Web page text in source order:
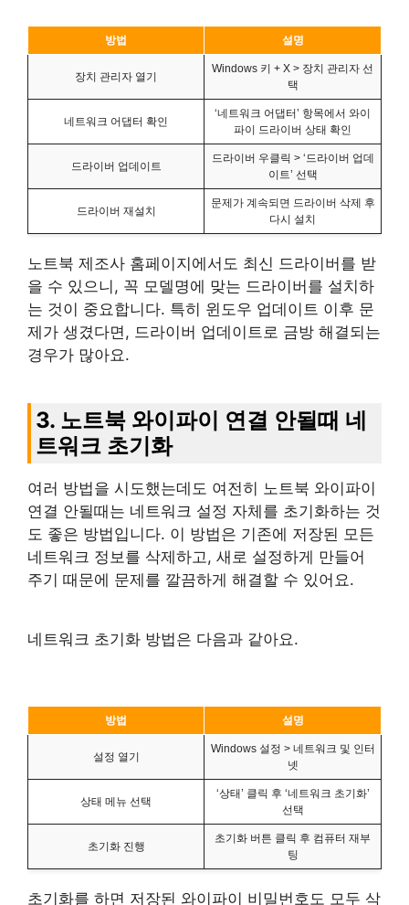
방법 설명
장치 관리자 열기
Windows 키 + X > 장치 관리자 선
택
네트워크 어댑터 확인
‘네트워크 어댑터’ 항목에서 와이
파이 드라이버 상태 확인
드라이버 업데이트
드라이버 우클릭 > ‘드라이버 업데
이트’ 선택
드라이버 재설치
문제가 계속되면 드라이버 삭제 후
다시 설치
노트북 제조사 홈페이지에서도 최신 드라이버를 받
을 수 있으니, 꼭 모델명에 맞는 드라이버를 설치하
는 것이 중요합니다. 특히 윈도우 업데이트 이후 문
제가 생겼다면, 드라이버 업데이트로 금방 해결되는
경우가 많아요.
3. 노트북 와이파이 연결 안될때 네
트워크 초기화
여러 방법을 시도했는데도 여전히 노트북 와이파이
연결 안될때는 네트워크 설정 자체를 초기화하는 것
도 좋은 방법입니다. 이 방법은 기존에 저장된 모든
네트워크 정보를 삭제하고, 새로 설정하게 만들어
주기 때문에 문제를 깔끔하게 해결할 수 있어요.
네트워크 초기화 방법은 다음과 같아요.
방법 설명
설정 열기
Windows 설정 > 네트워크 및 인터
넷
상태 메뉴 선택
‘상태’ 클릭 후 ‘네트워크 초기화’
선택
초기화 진행
초기화 버튼 클릭 후 컴퓨터 재부
팅
초기화를 하면 저장된 와이파이 비밀번호도 모두 삭